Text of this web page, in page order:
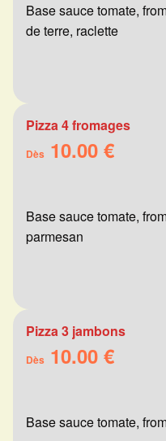
Base sauce tomate,
de terre, raclette
Pizza 4 fromages
Dès 10.00 €
Base sauce tomate,
parmesan
Pizza 3 jambons
Dès 10.00 €
Base sauce tomate,